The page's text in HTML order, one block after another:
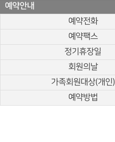
예약안내
예약전화
예약팩스
정기휴장일
회원의날
가족회원대상(개인)
예약방법